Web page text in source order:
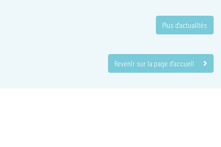
Plus d'actualités
Revenir sur la page d'accueil